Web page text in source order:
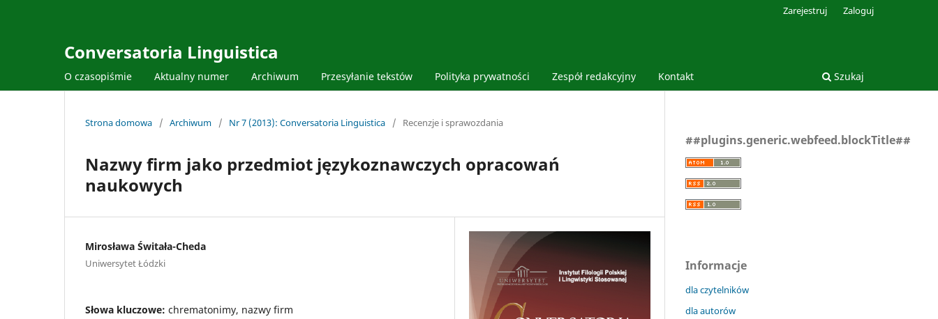
Conversatoria Linguistica
O czasopiśmie Aktualny numer Archiwum Przesyłanie tekstów Polityka prywatności Zespół redakcyjny Kontakt Szukaj
Zarejestruj Zaloguj
Strona domowa / Archiwum / Nr 7 (2013): Conversatoria Linguistica / Recenzje i sprawozdania
Nazwy firm jako przedmiot językoznawczych opracowań
naukowych
Mirosława Świtała-Cheda
Uniwersytet Łódzki
Słowa kluczowe: chrematonimy, nazwy firm
##plugins.generic.webfeed.blockTitle##
Informacje
dla czytelników
dla autorów